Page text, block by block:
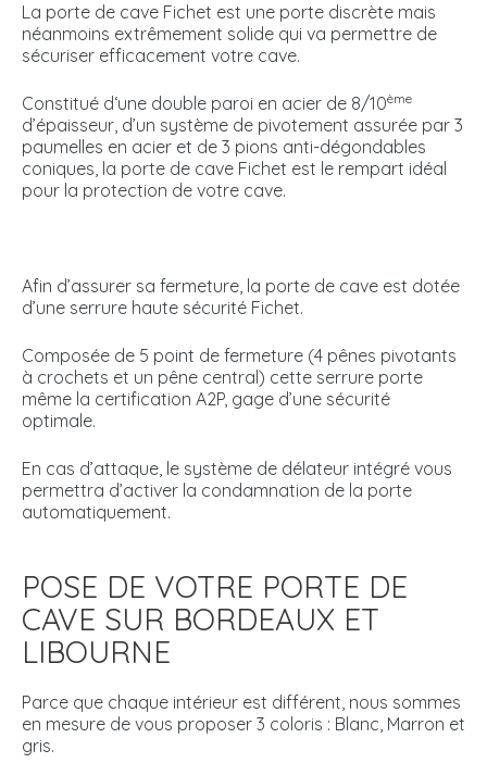
La porte de cave Fichet est une porte discrète mais
néanmoins extrêmement solide qui va permettre de
sécuriser efficacement votre cave.
Constitué d‘une double paroi en acier de 8/10ème
d’épaisseur, d’un système de pivotement assurée par 3
paumelles en acier et de 3 pions anti-dégondables
coniques, la porte de cave Fichet est le rempart idéal
pour la protection de votre cave.
Afin d’assurer sa fermeture, la porte de cave est dotée
d’une serrure haute sécurité Fichet.
Composée de 5 point de fermeture (4 pênes pivotants
à crochets et un pêne central) cette serrure porte
même la certification A2P, gage d’une sécurité
optimale.
En cas d’attaque, le système de délateur intégré vous
permettra d’activer la condamnation de la porte
automatiquement.
POSE DE VOTRE PORTE DE
CAVE SUR BORDEAUX ET
LIBOURNE
Parce que chaque intérieur est différent, nous sommes
en mesure de vous proposer 3 coloris : Blanc, Marron et
gris.